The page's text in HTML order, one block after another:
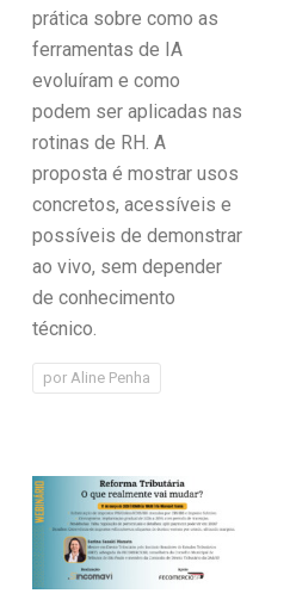
prática sobre como as
ferramentas de IA
evoluíram e como
podem ser aplicadas nas
rotinas de RH. A
proposta é mostrar usos
concretos, acessíveis e
possíveis de demonstrar
ao vivo, sem depender
de conhecimento
técnico.
por Aline Penha